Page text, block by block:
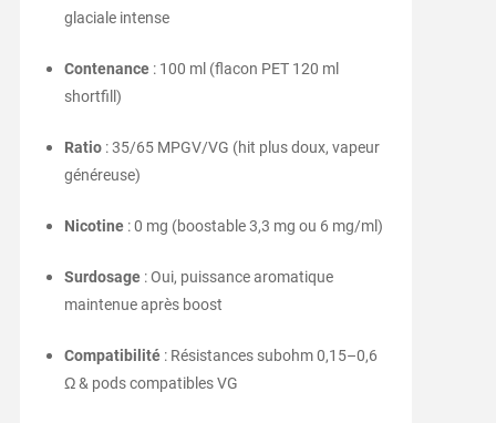
glaciale intense
Contenance: 100 ml (flacon PET 120 ml
shortfill)
Ratio: 35/65 MPGV/VG (hit plus doux, vapeur
généreuse)
Nicotine: 0 mg (boostable 3,3 mg ou 6 mg/ml)
Surdosage: Oui, puissance aromatique
maintenue après boost
Compatibilité: Résistances subohm 0,15–0,6
Ω & pods compatibles VG